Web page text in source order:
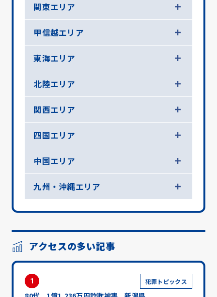
関東エリア
甲信越エリア
東海エリア
北陸エリア
関西エリア
四国エリア
中国エリア
九州・沖縄エリア
アクセスの多い記事
1 犯罪トピックス